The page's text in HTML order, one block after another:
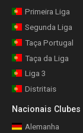
Primeira Liga
Segunda Liga
Taça Portugal
Taça da Liga
Liga 3
Distritais
Nacionais Clubes
Alemanha